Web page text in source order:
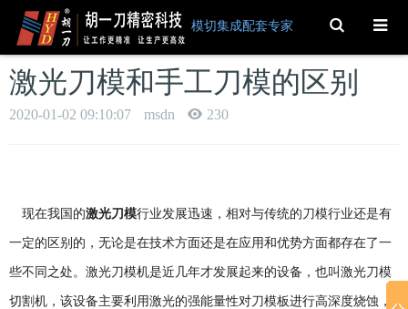
模切集成配套专家 Toggle
Search
激光刀模和手工刀模的区别
2020-01-02 09:10:07 msdn 230
现在我国的激光刀模行业发展迅速，相对与传统的刀模行业还是有
一定的区别的，无论是在技术方面还是在应用和优势方面都存在了一
些不同之处。激光刀模机是近几年才发展起来的设备，也叫激光刀模
切割机，该设备主要利用激光的强能量性对刀模板进行高深度烧蚀，